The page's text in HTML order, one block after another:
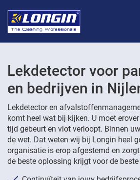
Lekdetector voor
en bedrijven in
Lekdetector en
komt heel wat bij kijken. U moet
tijd gebeurt en vlot verloopt. Binnen
de wet. Dat weten wij bij Longin heel
organisatie is erop afgestemd en
de beste oplossing krijgt voor de